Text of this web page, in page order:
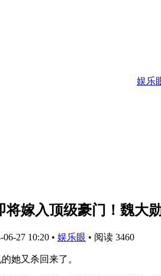
娱乐
将嫁入顶级豪门！魏
06-27 10:20 • 娱乐眼 • 阅读 3460
她又杀回来了。